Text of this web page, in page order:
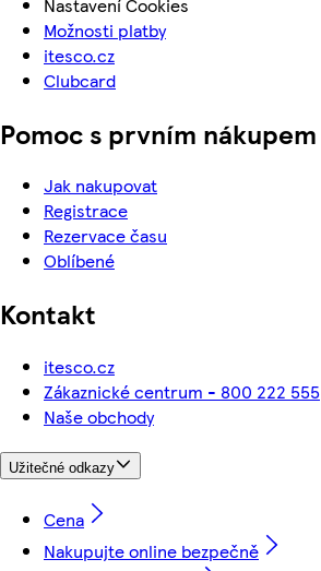
Možnosti platby
itesco.cz
Clubcard
Pomoc s prvním nákupem
Jak nakupovat
Registrace
Rezervace času
Oblíbené
Kontakt
itesco.cz
Zákaznické centrum - 800 222 555
Naše obchody
Užitečné odkazy
Cena
Nakupujte online bezpečně